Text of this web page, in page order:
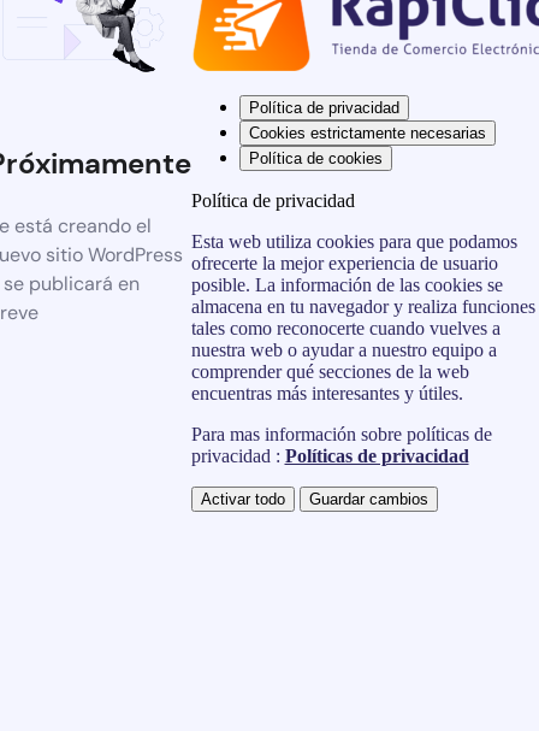
está creando el
sitio WordPress
publicará en
Política de privacidad
Cookies estrictamente necesarias
Política de cookies
Política de privacidad
Esta web utiliza cookies para que podamos
ofrecerte la mejor experiencia de usuario
posible. La información de las cookies se
almacena en tu navegador y realiza funciones
tales como reconocerte cuando vuelves a
nuestra web o ayudar a nuestro equipo a
comprender qué secciones de la web
encuentras más interesantes y útiles.
Para mas información sobre políticas de
privacidad : Políticas de privacidad
Activar todo Guardar cambios